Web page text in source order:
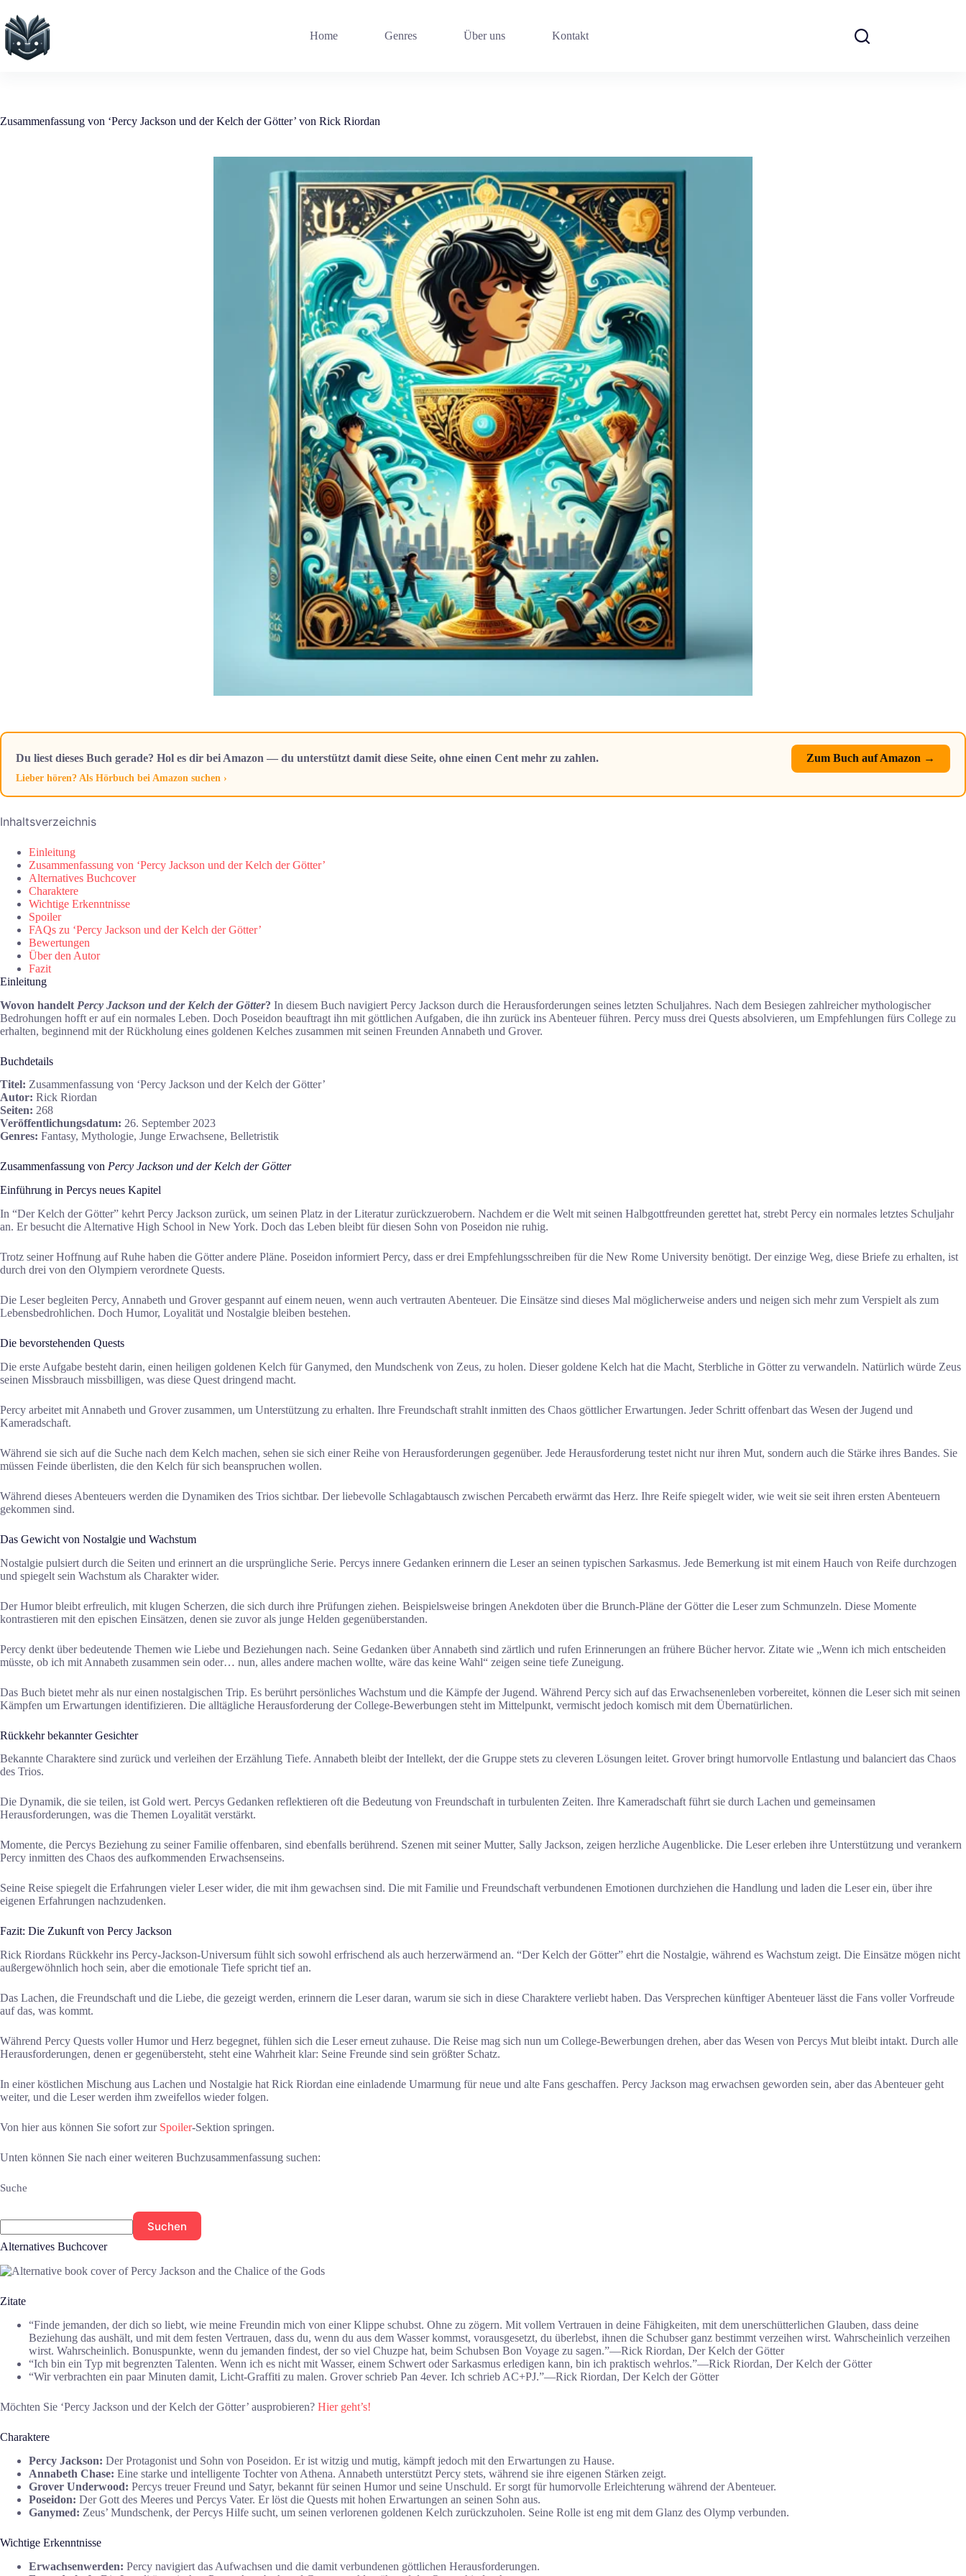
Inhalt
springen
Home Genres Über uns Kontakt
Zusammenfassung von ‘Percy Jackson und der Kelch der Götter’ von Rick Riordan
Du liest dieses Buch gerade? Hol es dir bei Amazon — du unterstützt damit diese Seite, ohne einen Cent mehr zu zahlen. Zum Buch auf Amazon →
Lieber hören? Als Hörbuch bei Amazon suchen ›
Inhaltsverzeichnis
Einleitung
Zusammenfassung von ‘Percy Jackson und der Kelch der Götter’
Alternatives Buchcover
Charaktere
Wichtige Erkenntnisse
Spoiler
FAQs zu ‘Percy Jackson und der Kelch der Götter’
Bewertungen
Über den Autor
Fazit
Einleitung
Wovon handelt Percy Jackson und der Kelch der Götter? In diesem Buch navigiert Percy Jackson durch die Herausforderungen seines letzten Schuljahres. Nach dem Besiegen zahlreicher mythologischer
Bedrohungen hofft er auf ein normales Leben. Doch Poseidon beauftragt ihn mit göttlichen Aufgaben, die ihn zurück ins Abenteuer führen. Percy muss drei Quests absolvieren, um Empfehlungen fürs College zu
erhalten, beginnend mit der Rückholung eines goldenen Kelches zusammen mit seinen Freunden Annabeth und Grover.
Buchdetails
Titel: Zusammenfassung von ‘Percy Jackson und der Kelch der Götter’
Autor: Rick Riordan
Seiten: 268
Veröffentlichungsdatum: 26. September 2023
Genres: Fantasy, Mythologie, Junge Erwachsene, Belletristik
Zusammenfassung von Percy Jackson und der Kelch der Götter
Einführung in Percys neues Kapitel
In “Der Kelch der Götter” kehrt Percy Jackson zurück, um seinen Platz in der Literatur zurückzuerobern. Nachdem er die Welt mit seinen Halbgottfreunden gerettet hat, strebt Percy ein normales letztes Schuljahr
an. Er besucht die Alternative High School in New York. Doch das Leben bleibt für diesen Sohn von Poseidon nie ruhig.
Trotz seiner Hoffnung auf Ruhe haben die Götter andere Pläne. Poseidon informiert Percy, dass er drei Empfehlungsschreiben für die New Rome University benötigt. Der einzige Weg, diese Briefe zu erhalten, ist
durch drei von den Olympiern verordnete Quests.
Die Leser begleiten Percy, Annabeth und Grover gespannt auf einem neuen, wenn auch vertrauten Abenteuer. Die Einsätze sind dieses Mal möglicherweise anders und neigen sich mehr zum Verspielt als zum
Lebensbedrohlichen. Doch Humor, Loyalität und Nostalgie bleiben bestehen.
Die bevorstehenden Quests
Die erste Aufgabe besteht darin, einen heiligen goldenen Kelch für Ganymed, den Mundschenk von Zeus, zu holen. Dieser goldene Kelch hat die Macht, Sterbliche in Götter zu verwandeln. Natürlich würde Zeus
seinen Missbrauch missbilligen, was diese Quest dringend macht.
Percy arbeitet mit Annabeth und Grover zusammen, um Unterstützung zu erhalten. Ihre Freundschaft strahlt inmitten des Chaos göttlicher Erwartungen. Jeder Schritt offenbart das Wesen der Jugend und
Kameradschaft.
Während sie sich auf die Suche nach dem Kelch machen, sehen sie sich einer Reihe von Herausforderungen gegenüber. Jede Herausforderung testet nicht nur ihren Mut, sondern auch die Stärke ihres Bandes. Sie
müssen Feinde überlisten, die den Kelch für sich beanspruchen wollen.
Während dieses Abenteuers werden die Dynamiken des Trios sichtbar. Der liebevolle Schlagabtausch zwischen Percabeth erwärmt das Herz. Ihre Reife spiegelt wider, wie weit sie seit ihren ersten Abenteuern
gekommen sind.
Das Gewicht von Nostalgie und Wachstum
Nostalgie pulsiert durch die Seiten und erinnert an die ursprüngliche Serie. Percys innere Gedanken erinnern die Leser an seinen typischen Sarkasmus. Jede Bemerkung ist mit einem Hauch von Reife durchzogen
und spiegelt sein Wachstum als Charakter wider.
Der Humor bleibt erfreulich, mit klugen Scherzen, die sich durch ihre Prüfungen ziehen. Beispielsweise bringen Anekdoten über die Brunch-Pläne der Götter die Leser zum Schmunzeln. Diese Momente
kontrastieren mit den epischen Einsätzen, denen sie zuvor als junge Helden gegenüberstanden.
Percy denkt über bedeutende Themen wie Liebe und Beziehungen nach. Seine Gedanken über Annabeth sind zärtlich und rufen Erinnerungen an frühere Bücher hervor. Zitate wie „Wenn ich mich entscheiden
müsste, ob ich mit Annabeth zusammen sein oder… nun, alles andere machen wollte, wäre das keine Wahl“ zeigen seine tiefe Zuneigung.
Das Buch bietet mehr als nur einen nostalgischen Trip. Es berührt persönliches Wachstum und die Kämpfe der Jugend. Während Percy sich auf das Erwachsenenleben vorbereitet, können die Leser sich mit seinen
Kämpfen um Erwartungen identifizieren. Die alltägliche Herausforderung der College-Bewerbungen steht im Mittelpunkt, vermischt jedoch komisch mit dem Übernatürlichen.
Rückkehr bekannter Gesichter
Bekannte Charaktere sind zurück und verleihen der Erzählung Tiefe. Annabeth bleibt der Intellekt, der die Gruppe stets zu cleveren Lösungen leitet. Grover bringt humorvolle Entlastung und balanciert das Chaos
des Trios.
Die Dynamik, die sie teilen, ist Gold wert. Percys Gedanken reflektieren oft die Bedeutung von Freundschaft in turbulenten Zeiten. Ihre Kameradschaft führt sie durch Lachen und gemeinsamen
Herausforderungen, was die Themen Loyalität verstärkt.
Momente, die Percys Beziehung zu seiner Familie offenbaren, sind ebenfalls berührend. Szenen mit seiner Mutter, Sally Jackson, zeigen herzliche Augenblicke. Die Leser erleben ihre Unterstützung und verankern
Percy inmitten des Chaos des aufkommenden Erwachsenseins.
Seine Reise spiegelt die Erfahrungen vieler Leser wider, die mit ihm gewachsen sind. Die mit Familie und Freundschaft verbundenen Emotionen durchziehen die Handlung und laden die Leser ein, über ihre
eigenen Erfahrungen nachzudenken.
Fazit: Die Zukunft von Percy Jackson
Rick Riordans Rückkehr ins Percy-Jackson-Universum fühlt sich sowohl erfrischend als auch herzerwärmend an. “Der Kelch der Götter” ehrt die Nostalgie, während es Wachstum zeigt. Die Einsätze mögen nicht
außergewöhnlich hoch sein, aber die emotionale Tiefe spricht tief an.
Das Lachen, die Freundschaft und die Liebe, die gezeigt werden, erinnern die Leser daran, warum sie sich in diese Charaktere verliebt haben. Das Versprechen künftiger Abenteuer lässt die Fans voller Vorfreude
auf das, was kommt.
Während Percy Quests voller Humor und Herz begegnet, fühlen sich die Leser erneut zuhause. Die Reise mag sich nun um College-Bewerbungen drehen, aber das Wesen von Percys Mut bleibt intakt. Durch alle
Herausforderungen, denen er gegenübersteht, steht eine Wahrheit klar: Seine Freunde sind sein größter Schatz.
In einer köstlichen Mischung aus Lachen und Nostalgie hat Rick Riordan eine einladende Umarmung für neue und alte Fans geschaffen. Percy Jackson mag erwachsen geworden sein, aber das Abenteuer geht
weiter, und die Leser werden ihm zweifellos wieder folgen.
Von hier aus können Sie sofort zur Spoiler-Sektion springen.
Unten können Sie nach einer weiteren Buchzusammenfassung suchen:
Suche
Suchen
Alternatives Buchcover
Zitate
“Finde jemanden, der dich so liebt, wie meine Freundin mich von einer Klippe schubst. Ohne zu zögern. Mit vollem Vertrauen in deine Fähigkeiten, mit dem unerschütterlichen Glauben, dass deine
Beziehung das aushält, und mit dem festen Vertrauen, dass du, wenn du aus dem Wasser kommst, vorausgesetzt, du überlebst, ihnen die Schubser ganz bestimmt verzeihen wirst. Wahrscheinlich verzeihen
wirst. Wahrscheinlich. Bonuspunkte, wenn du jemanden findest, der so viel Chuzpe hat, beim Schubsen Bon Voyage zu sagen.”―Rick Riordan, Der Kelch der Götter
“Ich bin ein Typ mit begrenzten Talenten. Wenn ich es nicht mit Wasser, einem Schwert oder Sarkasmus erledigen kann, bin ich praktisch wehrlos.”―Rick Riordan, Der Kelch der Götter
“Wir verbrachten ein paar Minuten damit, Licht-Graffiti zu malen. Grover schrieb Pan 4ever. Ich schrieb AC+PJ.”―Rick Riordan, Der Kelch der Götter
Möchten Sie ‘Percy Jackson und der Kelch der Götter’ ausprobieren? Hier geht’s!
Charaktere
Percy Jackson: Der Protagonist und Sohn von Poseidon. Er ist witzig und mutig, kämpft jedoch mit den Erwartungen zu Hause.
Annabeth Chase: Eine starke und intelligente Tochter von Athena. Annabeth unterstützt Percy stets, während sie ihre eigenen Stärken zeigt.
Grover Underwood: Percys treuer Freund und Satyr, bekannt für seinen Humor und seine Unschuld. Er sorgt für humorvolle Erleichterung während der Abenteuer.
Poseidon: Der Gott des Meeres und Percys Vater. Er löst die Quests mit hohen Erwartungen an seinen Sohn aus.
Ganymed: Zeus’ Mundschenk, der Percys Hilfe sucht, um seinen verlorenen goldenen Kelch zurückzuholen. Seine Rolle ist eng mit dem Glanz des Olymp verbunden.
Wichtige Erkenntnisse
Erwachsenwerden: Percy navigiert das Aufwachsen und die damit verbundenen göttlichen Herausforderungen.